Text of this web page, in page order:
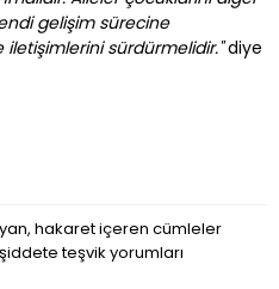
gelişim sürecine
sürdürmelidir."diye
hakaret içeren cümleler
teşvik yorumları